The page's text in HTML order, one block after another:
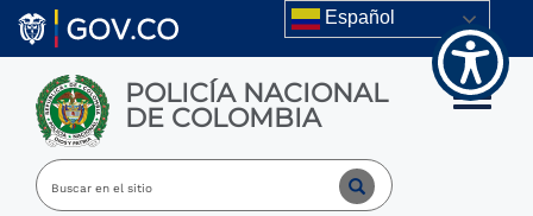
Welcome
All
Accessibility
screen
reader.
Skip to main content Español
POLICÍA NACIONAL
DE COLOMBIA Toggle